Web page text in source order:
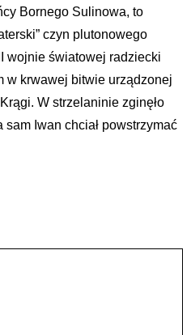
Bornego Sulinowa, to
czyn plutonowego
wojnie światowej radziecki
w krwawej bitwie urządzonej
W strzelaninie zginęło
Iwan chciał powstrzymać